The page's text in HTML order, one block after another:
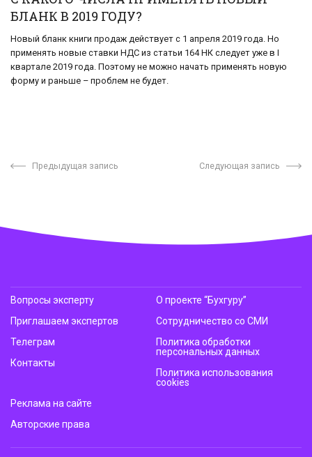
БЛАНК В 2019 ГОДУ?
Новый бланк книги продаж действует с 1 апреля 2019 года. Но
применять новые ставки НДС из статьи 164 НК следует уже в I
квартале 2019 года. Поэтому не можно начать применять новую
форму и раньше – проблем не будет.
Предыдущая запись Следующая запись
Вопросы эксперту
Приглашаем экспертов
Телеграм
Контакты
О проекте “Бухгуру”
Сотрудничество со СМИ
Политика обработки
персональных данных
Политика использования
cookies
Реклама на сайте
Авторские права